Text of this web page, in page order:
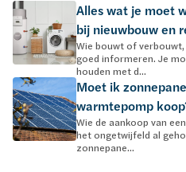
Alles wat je moet
bij nieuwbouw en
Wie bouwt of
goed informeren. Je
houden met d...
Moet ik
warmtepomp
Wie de aankoop van
het ongetwijfeld al
zonnepane...